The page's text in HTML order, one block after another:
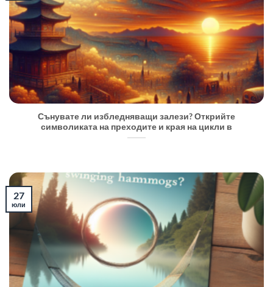
Сънувате ли избледняващи залези? Открийте
символиката на преходите и края на цикли в
27
юли